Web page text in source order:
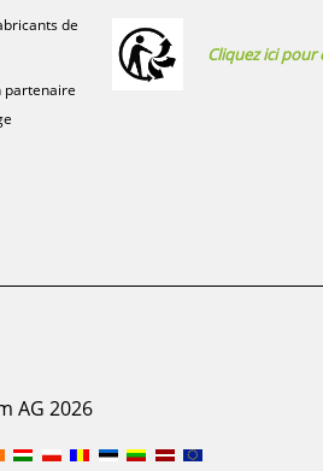
de
partenaire
Cliquez ici pour
AG 2026